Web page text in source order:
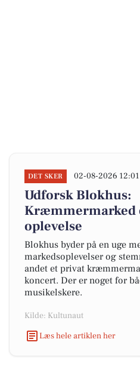
DET SKER 02-08-2026 12:01
Udforsk Blokhus:
Kræmmermarked
oplevelse
Blokhus byder på en uge
markedsoplevelser og
andet et privat
koncert. Der er noget for
musikelskere.
Kilde: Kultunaut
Læs hele artiklen her